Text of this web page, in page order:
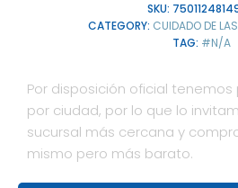
SKU:
CATEGORY: CUIDADO DE
TAG: #N/A
Por disposición oficial
por ciudad, por lo que lo
sucursal más cercana y
mismo pero más barato.